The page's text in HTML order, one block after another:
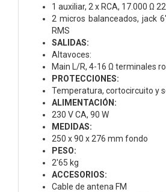
1 auxiliar, 2 x RCA, 17.000 Ω
2 micros balanceados, jack
RMS
SALIDAS:
Altavoces:
Main L/R, 4-16 Ω terminales
PROTECCIONES:
Temperatura, cortocircuito y
ALIMENTACIÓN:
230 V CA, 90 W
MEDIDAS:
250 x 90 x 276 mm fondo
PESO:
2'65 kg
ACCESORIOS:
Cable de antena FM